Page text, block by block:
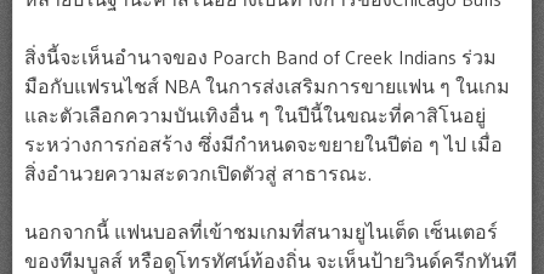
สิ่งนี้จะเห็นอำนาจของ Poarch Band of Creek Indians ร่วม
มือกับแฟรนไชส์ ​​NBA ในการส่งเสริมการขายแฟน ๆ ในเกม
และตัวเลือกความบันเทิงอื่น ๆ ในปีนี้ในขณะที่คาสิโนอยู่
ระหว่างการก่อสร้าง ซึ่งมีกำหนดจะขยายในปีต่อ ๆ ไป เมื่อ
สิ่งอำนวยความสะดวกเปิดตัวสู่ สาธารณะ.
นอกจากนี้ แฟนบอลที่เข้าชมเกมที่สนามยูไนเต็ด เซ็นเตอร์
ของทีมบูลส์ หรือดูโทรทัศน์ท้องถิ่น จะเห็นป้ายวินด์ครีกทันที